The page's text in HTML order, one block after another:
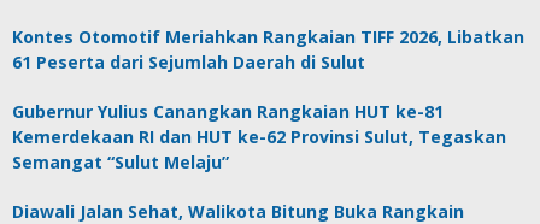
Kontes Otomotif Meriahkan Rangkaian TIFF 2026, Libatkan
61 Peserta dari Sejumlah Daerah di Sulut
Gubernur Yulius Canangkan Rangkaian HUT ke-81
Kemerdekaan RI dan HUT ke-62 Provinsi Sulut, Tegaskan
Semangat “Sulut Melaju”
Diawali Jalan Sehat, Walikota Bitung Buka Rangkain